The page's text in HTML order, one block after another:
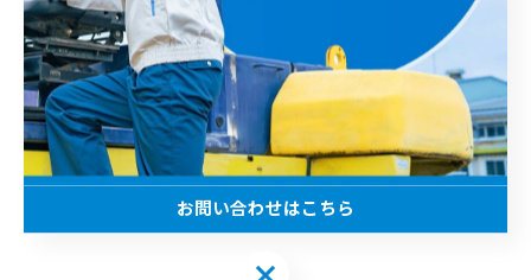
ワークの整備などがその例です。これにより、地域住民
の安全と快適な暮らしが守られています。
今後も土木基盤を活用したインフラ整備は、地域ごとの
課題解決や新たな価値創出に貢献していくでしょう。持
続可能で強靭なまちづくりを目指し、土木工事の新しい
形が求められています。
お問い合わせはこちら
お問い合わせはこちら